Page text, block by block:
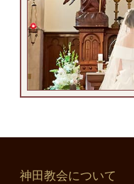
神田教会について